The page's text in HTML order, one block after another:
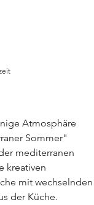
Atmosphäre
Sommer"
mediterranen
kreativen
mit
der Küche.